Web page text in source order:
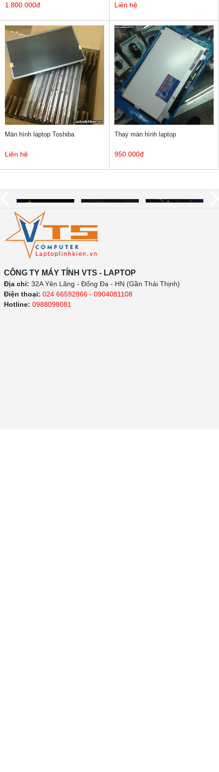
1.800.000đ Liên hệ
Màn hình laptop Toshiba
Liên hệ
Thay màn hình laptop
950.000đ
CÔNG TY MÁY TÍNH VTS - LAPTOP
Địa chỉ: 32A Yên Lãng - Đống Đa - HN (Gần Thái Thịnh)
Điện thoại: 024 66592866 - 0904081108
Hotline: 0988098081